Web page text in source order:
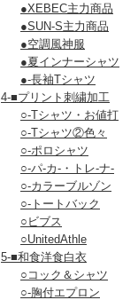
●XEBEC主力商品
●SUN-S主力商品
●空調風神服
●夏インナーシャツ
●-長袖Tシャツ
4-■プリント刺繍加工
○-Tシャツ・お値打
○-Tシャツ②色々
○-ポロシャツ
○-パ-カ-・トレ-ナ-
○-カラーブルゾン
○-トートバック
○ビブス
○UnitedAthle
5-■和食洋食白衣
○コック＆シャツ
○-胸付エプロン